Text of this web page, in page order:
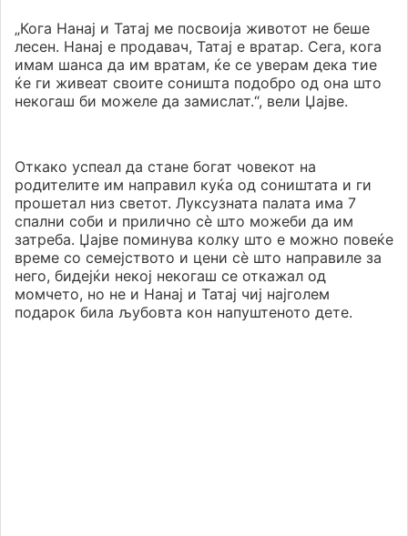
„Кога Нанај и Татај ме посвоија животот не беше
лесен. Нанај е продавач, Татај е вратар. Сега, кога
имам шанса да им вратам, ќе се уверам дека тие
ќе ги живеат своите соништа подобро од она што
некогаш би можеле да замислат.“, вели Џајве.
Откако успеал да стане богат човекот на
родителите им направил куќа од соништата и ги
прошетал низ светот. Луксузната палата има 7
спални соби и прилично сè што можеби да им
затреба. Џајве поминува колку што е можно повеќе
време со семејството и цени сѐ што направиле за
него, бидејќи некој некогаш се откажал од
момчето, но не и Нанај и Татај чиј најголем
подарок била љубовта кон напуштеното дете.